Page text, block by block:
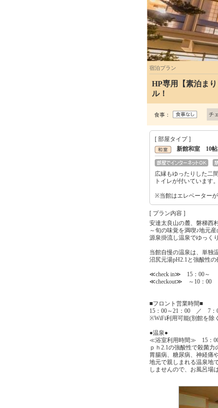
宿泊プラン
HP専用【素泊ま
ル！
食事： チ
[ 部屋タイプ ]
新館和室 10
広縁もゆったりした二
トイレが付いています
※当館はエレベーター
[ プラン内容 ]
安達太良山の麓、磐梯西
～旬の味覚を満喫♪地元
源泉掛流し温泉でゆっく
当館自慢の温泉は、単独
沼尻元湯pH2.1と強酸性
≪check in≫ 15：00～
≪checkout≫ ～10：00
■フロント営業時間■
15：00～21：00 ／ 7：
※WiFi利用可能(別館を除
●温泉●
≪浴室利用時間≫ 15：
ｐｈ2.1の強酸性で殺菌
胃腸病、糖尿病、神経痛
地元で親しまれる温泉地
しませんので、お風呂場